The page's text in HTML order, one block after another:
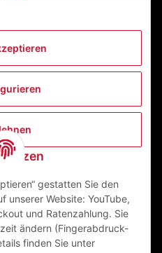
nutzen
gestatten Sie den
unserer Website: YouTube,
und Ratenzahlung. Sie
ändern (Fingerabdruck-
finden Sie unter
GmbH